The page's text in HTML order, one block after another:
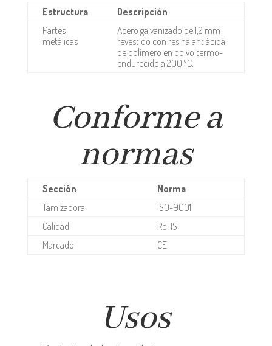
Estructura
Descripción
Partes
metálicas
Acero galvanizado de 1,2 mm
revestido con resina antiácida
de polímero en polvo termo-
endurecido a 200 ºC.
Conforme a
normas
Sección
Norma
Tamizadora
ISO-9001
Calidad
RoHS
Marcado
CE
Usos